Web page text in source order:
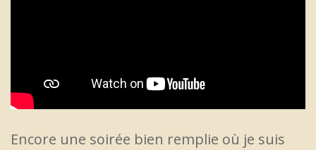
Encore une soirée bien remplie où je suis